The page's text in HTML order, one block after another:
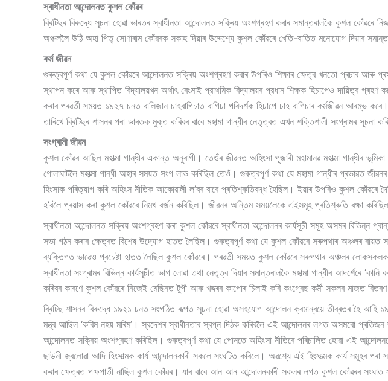
স্বাধীনতা আন্দোলনত কুশল কোঁৱৰ
ব্ৰিটিছৰ বিৰুদ্ধে সূচনা হোৱা ভাৰতৰ স্বাধীনতা আন্দোলনত সক্ৰিয় অংশগ্ৰহণ কৰাৰ সমান্তৰালকৈ কুশল কোঁৱৰে
অঞ্চললৈ উঠি অহা পিতৃ সোণাৰাম কোঁৱৰক সকাহ দিয়াৰ উদ্দেশ্যে কুশল কোঁৱৰে খেতি-বাতিত মনোযোগ দিয়াৰ
কৰ্ম জীৱন
গুৰুত্বপূৰ্ণ কথা যে কুশল কোঁৱৰে আন্দোলনত সক্ৰিয় অংশগ্ৰহণ কৰাৰ উপৰিও শিক্ষাৰ ক্ষেত্ৰ খনতো প্ৰচাৰ আৰু
স্থাপন কৰে আৰু স্থাপিত বিদ্যালয়খন অৰ্থাৎ ৰেংমাই প্রাথমিক বিদ্যালয়ৰ প্রধান শিক্ষক হিচাপেও দায়িত্ব গ্ৰহণ
কৰাৰ পৰৱৰ্তী সময়ত ১৯২৭ চনত বালিজান চাহবাগিচাত বাগিচা পৰিদৰ্শক হিচাপে চাহ বাগিচাৰ কৰ্মজীৱন আৰম্ভ
তাৰিখে ব্ৰিটিছৰ শাসনৰ পৰা ভাৰতক মুক্ত কৰিবৰ বাবে মহাত্মা গান্ধীৰ নেতৃত্বত এখন শক্তিশালী সংগ্ৰামৰ সূচনা
সংগ্ৰামী জীৱন
কুশল কোঁৱৰ আছিল মহাত্মা গান্ধীৰ একান্ত অনুৰাগী। তেওঁৰ জীৱনত অহিংসা পূজাৰী মহামানৱ মহাত্মা
গোলাঘাটলৈ মহাত্মা গান্ধী অহাৰ সময়ত সংগ লাভ কৰিছিল তেওঁ। গুৰুত্বপূৰ্ণ কথা যে মহাত্মা গান্ধীৰ প্ৰভাৱত
হিংসাক পৰিত্যাগ কৰি অহিংস নীতিক আকোৱালী ল’বৰ বাবে প্ৰতিশ্ৰুতিবদ্ধ হৈছিল। ইয়াৰ উপৰিও কুশল কোঁৱৰে
হ’বলৈ প্ৰয়াস কৰা কুশল কোঁৱৰে নিমখ বৰ্জন কৰিছিল। জীৱনৰ অন্তিম সময়লৈকে এইসমূহ প্ৰতিশ্ৰুতি ৰক্ষা
স্বাধীনতা আন্দোলনত সক্ৰিয় অংশগ্ৰহণ কৰা কুশল কোঁৱৰে স্বাধীনতা আন্দোলনৰ কাৰ্যসূচী সমূহ অসমৰ বিভিন্ন
সভা গঠন কৰাৰ ক্ষেত্ৰত বিশেষ উদ্যোগ হাতত লৈছিল। গুৰুত্বপূৰ্ণ কথা যে কুশল কোঁৱৰে সৰুপথাৰ অঞ্চলৰ ৰায়ত
ব্যক্তিগত ভাৱেও প্ৰচেষ্টা হাতত লৈছিল কুশল কোঁৱৰে। পৰৱৰ্তী সময়ত কুশল কোঁৱৰে সৰুপথাৰ অঞ্চলৰ
স্বাধীনতা সংগ্ৰামৰ বিভিন্ন কার্যসূচীত ভাগ লোৱা তথা নেতৃত্ব দিয়াৰ সমান্তৰালকৈ মহাত্মা গান্ধীৰ আদৰ্শেৰে
কৰিবৰ কাৰণে কুশল কোঁৱৰে নিজেই মেছিনত টুপী আৰু খদ্দৰৰ কাপোৰ চিলাই কৰি কংগ্ৰেছ কৰ্মী সকলৰ মাজত
ব্ৰিটিছ শাসনৰ বিৰুদ্ধে ১৯২১ চনত সংগঠিত ৰূপত সূচনা হোৱা অসহযোগ আন্দোলন ক্ৰমান্বয়ে তীব্ৰতৰ হৈ আহি
মন্ত্ৰ আছিল ‘কৰিম নহয় মৰিম’। স্বদেশৰ স্বাধীনতাৰ স্বপ্ন দিঠক কৰিবলৈ এই আন্দোলনৰ লগত অসমৰো
আন্দোলনত সক্ৰিয় অংশগ্ৰহণ কৰিছিল। গুৰুত্বপূৰ্ণ কথা যে পোনতে অহিংসা নীতিৰে পৰিচালিত হোৱা এই
ছাউনী জ্বলোৱা আদি হিংসাত্মক কার্য আন্দোলনকাৰী সকলে সংঘটিত কৰিলে। অৱশ্যে এই হিংসাত্মক কাৰ্য সমূহৰ
কৰাৰ ক্ষেত্ৰত পক্ষপাতী নাছিল কুশল কোঁৱৰ। যাৰ বাবে আন আন আন্দোলনকাৰী সকলৰ লগত কুশল কোঁৱৰৰ সংঘাত